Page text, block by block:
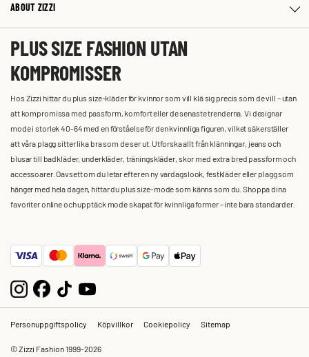
ABOUT ZIZZI
PLUS SIZE FASHION UTAN
KOMPROMISSER
Hos Zizzi hittar du plus size-kläder för kvinnor som vill klä sig precis som de vill – utan
att kompromissa med passform, komfort eller de senaste trenderna. Vi designar
mode i storlek 40-64 med en förståelse för den kvinnliga figuren, vilket säkerställer
att våra plagg sitter lika bra som de ser ut. Utforska allt från klänningar, jeans och
blusar till badkläder, underkläder, träningskläder, skor med extra bred passform och
accessoarer. Oavsett om du letar efter en ny vardagslook, festkläder eller plagg som
hänger med hela dagen, hittar du plus size-mode som känns som du. Shoppa dina
favoriter online och upptäck mode skapat för kvinnliga former – inte bara standarder.
Personuppgiftspolicy Köpvillkor Cookiepolicy Sitemap
© Zizzi Fashion 1999-2026